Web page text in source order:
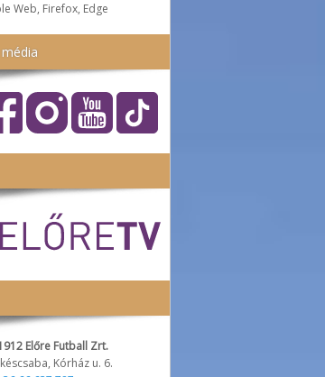
Web, Firefox, Edge
Előre Futball Zrt.
Kórház u. 6.